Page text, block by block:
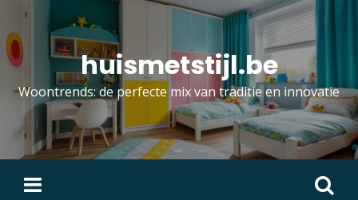
to
content
huismetstijl.be
Woontrends: de perfecte mix van traditie en innovatie
Zoeken